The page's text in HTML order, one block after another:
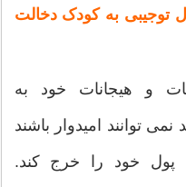
توجیبی به کودک دخالت
و هیجانات خود به
توانند امیدوار باشند
خود را خرج کند.